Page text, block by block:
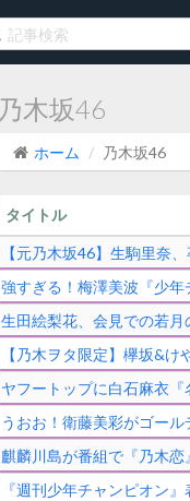
乃木坂46
ホーム 乃木坂46
タイトル
【元乃木坂46】生駒里奈
強すぎる！梅澤美波『少
生田絵梨花、会見での若
【乃木ヲタ限定】欅坂&
ヤフートップに白石麻衣
うおお！衛藤美彩がゴール
麒麟川島が番組で『乃木
『週刊少年チャンピオン